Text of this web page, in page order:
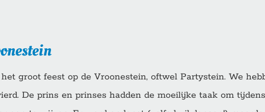
groot feest op de Vroonestein, oftwel Partystein. We
De prins en prinses hadden de moeilijke taak om